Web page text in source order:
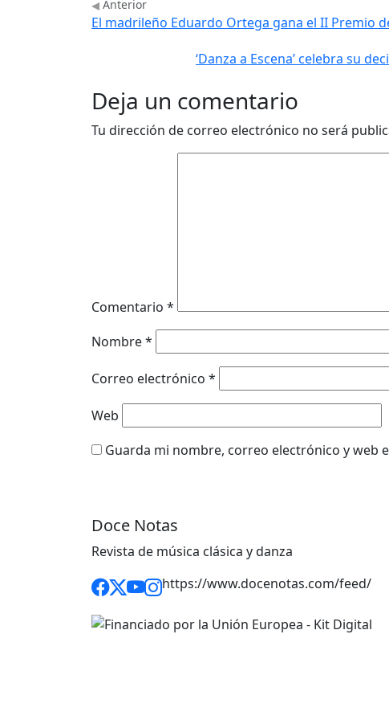
Anterior
El madrileño Eduardo Ortega gana el II Premio
‘Danza a Escena’ celebra su
Deja un comentario
Tu dirección de correo electrónico no será
Comentario *
Nombre*
Correo electrónico *
Web
Guarda mi nombre, correo electrónico y web
Doce Notas
Revista de música clásica y danza
https://www.docenotas.com/feed/